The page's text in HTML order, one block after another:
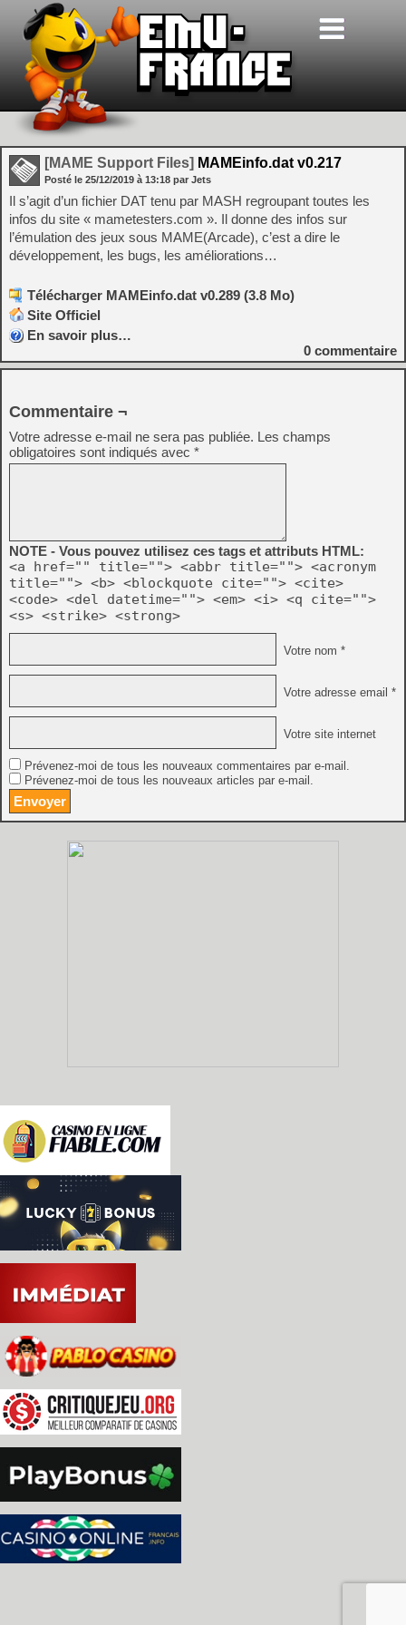
[MAME Support Files] MAMEinfo.dat v0.217
Posté le 25/12/2019 à 13:18 par Jets
Il s’agit d’un fichier DAT tenu par MASH regroupant toutes les
infos du site « mametesters.com ». Il donne des infos sur
l’émulation des jeux sous MAME(Arcade), c’est a dire le
développement, les bugs, les améliorations…
Télécharger MAMEinfo.dat v0.289 (3.8 Mo)
Site Officiel
En savoir plus…
0 commentaire
Commentaire ¬
Votre adresse e-mail ne sera pas publiée. Les champs
obligatoires sont indiqués avec *
NOTE - Vous pouvez utilisez ces tags et attributs HTML:
<a href="" title=""> <abbr title=""> <acronym
title=""> <b> <blockquote cite=""> <cite>
<code> <del datetime=""> <em> <i> <q cite="">
<s> <strike> <strong>
Votre nom *
Votre adresse email *
Votre site internet
Prévenez-moi de tous les nouveaux commentaires par e-mail.
Prévenez-moi de tous les nouveaux articles par e-mail.